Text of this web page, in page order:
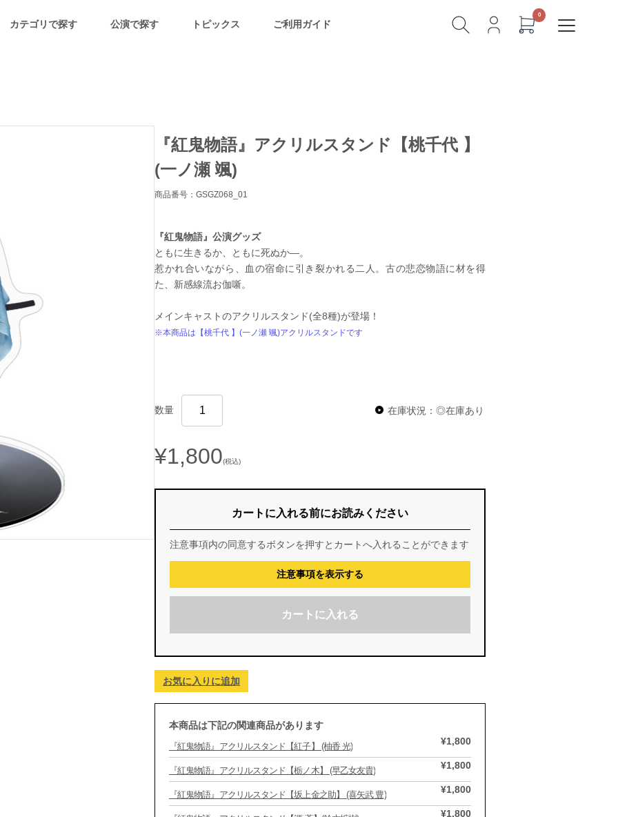
カテゴリで探す 公演で探す トピックス ご利用ガイド
『紅鬼物語』アクリルスタンド【桃千代 】
(一ノ瀬 颯)
商品番号：GSGZ068_01
『紅鬼物語』公演グッズ
ともに生きるか、ともに死ぬか―。
惹かれ合いながら、血の宿命に引き裂かれる二人。古の悲恋物語に材を得
た、新感線流お伽噺。
メインキャストのアクリルスタンド(全8種)が登場！
※本商品は【桃千代 】(一ノ瀬 颯)アクリルスタンドです
数量 在庫状況：◎在庫あり
¥1,800(税込)
カートに入れる前にお読みください
注意事項内の同意するボタンを押すとカートへ入れることができます
注意事項を表示する
カートに入れる
お気に入りに追加
本商品は下記の関連商品があります
『紅鬼物語』アクリルスタンド【紅子】 (柚香 光) ¥1,800
『紅鬼物語』アクリルスタンド【栃ノ木】 (早乙女友貴) ¥1,800
『紅鬼物語』アクリルスタンド【坂上金之助】 (喜矢武 豊) ¥1,800
¥1,800